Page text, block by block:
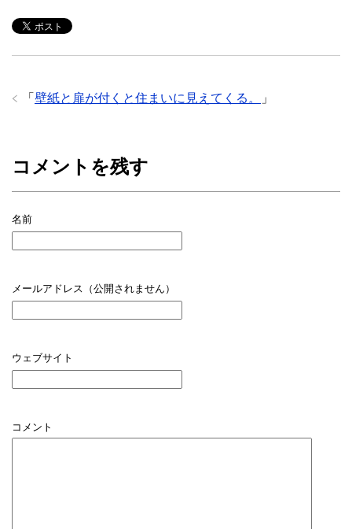
「 壁紙と扉が付くと住まいに見えてくる。 」
コメントを残す
名前
メールアドレス（公開されません）
ウェブサイト
コメント